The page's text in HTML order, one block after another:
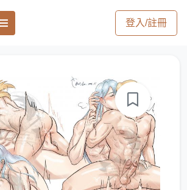
登入/註冊